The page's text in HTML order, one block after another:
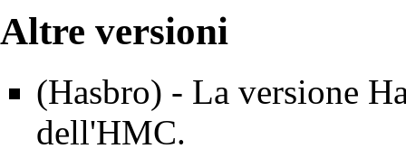
Altre versioni
(Hasbro) - La versione
dell'HMC.